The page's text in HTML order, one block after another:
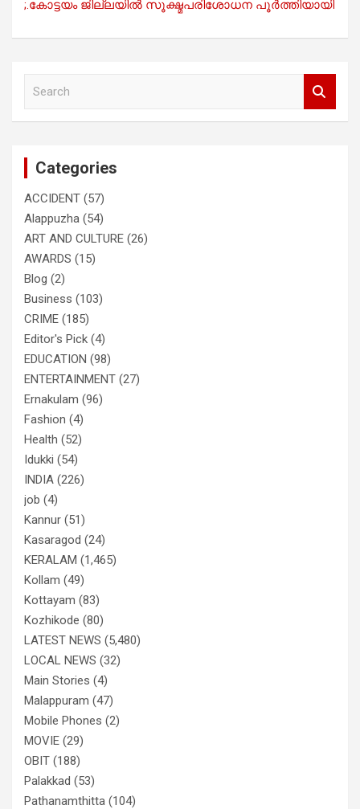
;.കോട്ടയം ജില്ലയിൽ സൂക്ഷ്മപരിശോധന പൂർത്തിയായി
Categories
ACCIDENT (57)
Alappuzha (54)
ART AND CULTURE (26)
AWARDS (15)
Blog (2)
Business (103)
CRIME (185)
Editor's Pick (4)
EDUCATION (98)
ENTERTAINMENT (27)
Ernakulam (96)
Fashion (4)
Health (52)
Idukki (54)
INDIA (226)
job (4)
Kannur (51)
Kasaragod (24)
KERALAM (1,465)
Kollam (49)
Kottayam (83)
Kozhikode (80)
LATEST NEWS (5,480)
LOCAL NEWS (32)
Main Stories (4)
Malappuram (47)
Mobile Phones (2)
MOVIE (29)
OBIT (188)
Palakkad (53)
Pathanamthitta (104)